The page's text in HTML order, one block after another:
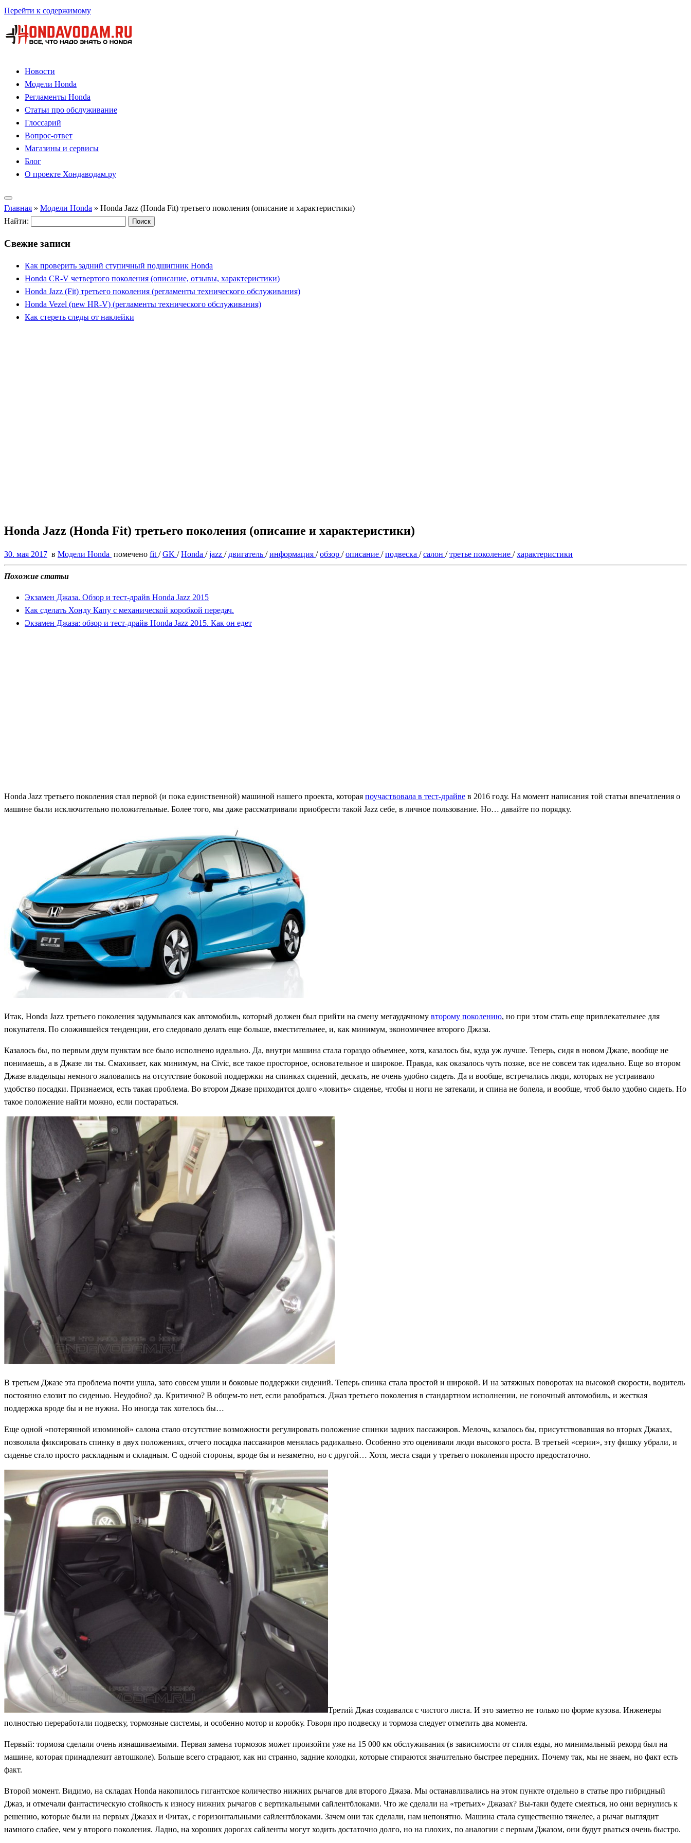
Перейти к содержимому
Новости
Модели Honda
Регламенты Honda
Статьи про обслуживание
Глоссарий
Вопрос-ответ
Магазины и сервисы
Блог
О проекте Хондаводам.ру
Главная » Модели Honda » Honda Jazz (Honda Fit) третьего поколения (описание и характеристики)
Найти:
Свежие записи
Как проверить задний ступичный подшипник Honda
Honda CR-V четвертого поколения (описание, отзывы, характеристики)
Honda Jazz (Fit) третьего поколения (регламенты технического обслуживания)
Honda Vezel (new HR-V) (регламенты технического обслуживания)
Как стереть следы от наклейки
Honda Jazz (Honda Fit) третьего поколения (описание и характеристики)
30. мая 2017 в Модели Honda помечено fit /GK /Honda /jazz / двигатель /информация /обзор /описание /подвеска /салон /третье поколение /характеристики
Похожие статьи
Экзамен Джаза. Обзор и тест-драйв Honda Jazz 2015
Как сделать Хонду Капу с механической коробкой передач.
Экзамен Джаза: обзор и тест-драйв Honda Jazz 2015. Как он едет
Honda Jazz третьего поколения стал первой (и пока единственной) машиной нашего проекта, которая поучаствовала в тест-драйве в 2016 году. На момент написания той статьи впечатления о
машине были исключительно положительные. Более того, мы даже рассматривали приобрести такой Jazz себе, в личное пользование. Но… давайте по порядку.
Итак, Honda Jazz третьего поколения задумывался как автомобиль, который должен был прийти на смену мегаудачному второму поколению, но при этом стать еще привлекательнее для
покупателя. По сложившейся тенденции, его следовало делать еще больше, вместительнее, и, как минимум, экономичнее второго Джаза.
Казалось бы, по первым двум пунктам все было исполнено идеально. Да, внутри машина стала гораздо объемнее, хотя, казалось бы, куда уж лучше. Теперь, сидя в новом Джазе, вообще не
понимаешь, а в Джазе ли ты. Смахивает, как минимум, на Civic, все такое просторное, основательное и широкое. Правда, как оказалось чуть позже, все не совсем так идеально. Еще во втором
Джазе владельцы немного жаловались на отсутствие боковой поддержки на спинках сидений, дескать, не очень удобно сидеть. Да и вообще, встречались люди, которых не устраивало
удобство посадки. Признаемся, есть такая проблема. Во втором Джазе приходится долго «ловить» сиденье, чтобы и ноги не затекали, и спина не болела, и вообще, чтоб было удобно сидеть. Но
такое положение найти можно, если постараться.
В третьем Джазе эта проблема почти ушла, зато совсем ушли и боковые поддержки сидений. Теперь спинка стала простой и широкой. И на затяжных поворотах на высокой скорости, водитель
постоянно елозит по сиденью. Неудобно? да. Критично? В общем-то нет, если разобраться. Джаз третьего поколения в стандартном исполнении, не гоночный автомобиль, и жесткая
поддержка вроде бы и не нужна. Но иногда так хотелось бы…
Еще одной «потерянной изюминой» салона стало отсутствие возможности регулировать положение спинки задних пассажиров. Мелочь, казалось бы, присутствовавшая во вторых Джазах,
позволяла фиксировать спинку в двух положениях, отчего посадка пассажиров менялась радикально. Особенно это оценивали люди высокого роста. В третьей «серии», эту фишку убрали, и
сиденье стало просто раскладным и складным. С одной стороны, вроде бы и незаметно, но с другой… Хотя, места сзади у третьего поколения просто предостаточно.
Третий Джаз создавался с чистого листа. И это заметно не только по форме кузова. Инженеры
полностью переработали подвеску, тормозные системы, и особенно мотор и коробку. Говоря про подвеску и тормоза следует отметить два момента.
Первый: тормоза сделали очень изнашиваемыми. Первая замена тормозов может произойти уже на 15 000 км обслуживания (в зависимости от стиля езды, но минимальный рекорд был на
машине, которая принадлежит автошколе). Больше всего страдают, как ни странно, задние колодки, которые стираются значительно быстрее передних. Почему так, мы не знаем, но факт есть
факт.
Второй момент. Видимо, на складах Honda накопилось гигантское количество нижних рычагов для второго Джаза. Мы останавливались на этом пункте отдельно в статье про гибридный
Джаз, и отмечали фантастическую стойкость к износу нижних рычагов с вертикальными сайлентблоками. Что же сделали на «третьих» Джазах? Вы-таки будете смеяться, но они вернулись к
решению, которые были на первых Джазах и Фитах, с горизонтальными сайлентблоками. Зачем они так сделали, нам непонятно. Машина стала существенно тяжелее, а рычаг выглядит
намного слабее, чем у второго поколения. Ладно, на хороших дорогах сайленты могут ходить достаточно долго, но на плохих, по аналогии с первым Джазом, они будут рваться очень быстро.